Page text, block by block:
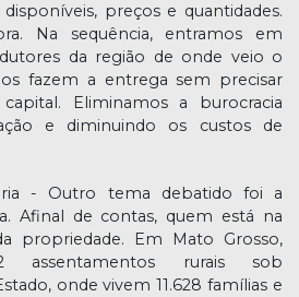
preços e quantidades.
Na sequência, entramos em
da região de onde veio o
fazem a entrega sem precisar
Eliminamos a burocracia
e diminuindo os custos de
- Outro tema debatido foi a
Afinal de contas, quem está na
propriedade. Em Mato Grosso,
assentamentos rurais sob
onde vivem 11.628 famílias e